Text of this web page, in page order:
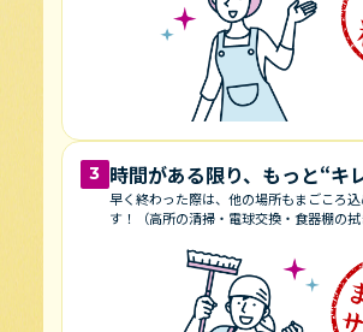
3 時間がある限り、もっと“キ
早く終わった際は、他の場所もまごころ
す！
（高所の清掃・電球交換・食器棚の拭